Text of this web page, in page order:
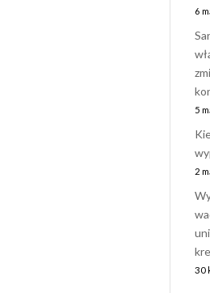
6
5
2
30